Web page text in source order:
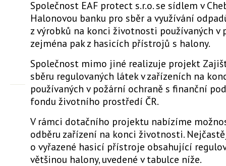
Společnost EAF protect s.r.o. se sídlem v
Halonovou banku pro sběr a využívání
z výrobků na konci životnosti používaných v
zejména pak z hasicích přístrojů s halony.
Společnost mimo jiné realizuje projekt
sběru regulovaných látek v zařízeních na
používaných v požární ochraně s finanční
fondu životního prostředí ČR.
V rámci dotačního projektu nabízíme
odběru zařízení na konci životnosti.
o vyřazené hasicí přístroje obsahující
většinou halony, uvedené v tabulce níže.